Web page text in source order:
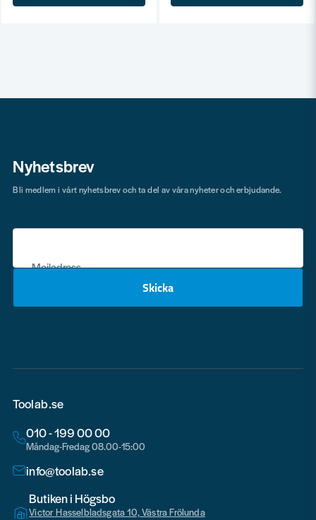
Nyhetsbrev
Mejladress
Skicka
Bli medlem i vårt nyhetsbrev och ta del av våra nyheter och erbjudande.
Toolab.se
010 - 199 00 00
Måndag-Fredag 08.00-15:00
info@toolab.se
Butiken i Högsbo
Victor Hasselbladsgata 10, Västra Frölunda